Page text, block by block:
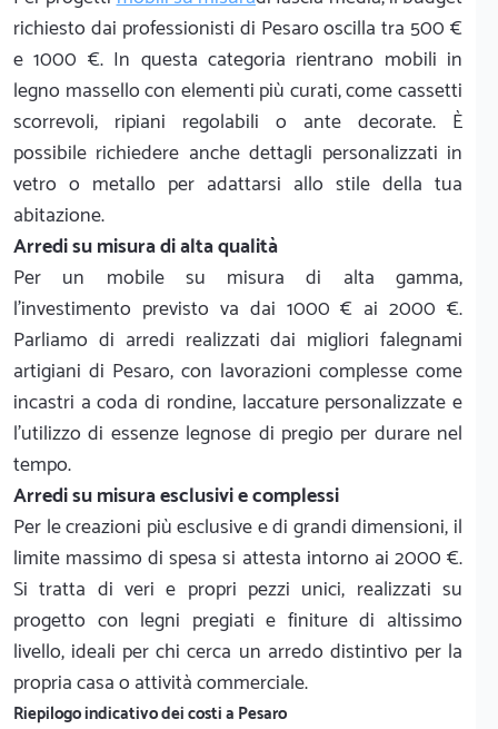
richiesto dai professionisti di Pesaro oscilla tra 500 €
e 1000 €. In questa categoria rientrano mobili in
legno massello con elementi più curati, come cassetti
scorrevoli, ripiani regolabili o ante decorate. È
possibile richiedere anche dettagli personalizzati in
vetro o metallo per adattarsi allo stile della tua
abitazione.
Arredi su misura di alta qualità
Per un mobile su misura di alta gamma,
l'investimento previsto va dai 1000 € ai 2000 €.
Parliamo di arredi realizzati dai migliori falegnami
artigiani di Pesaro, con lavorazioni complesse come
incastri a coda di rondine, laccature personalizzate e
l'utilizzo di essenze legnose di pregio per durare nel
tempo.
Arredi su misura esclusivi e complessi
Per le creazioni più esclusive e di grandi dimensioni, il
limite massimo di spesa si attesta intorno ai 2000 €.
Si tratta di veri e propri pezzi unici, realizzati su
progetto con legni pregiati e finiture di altissimo
livello, ideali per chi cerca un arredo distintivo per la
propria casa o attività commerciale.
Riepilogo indicativo dei costi a Pesaro